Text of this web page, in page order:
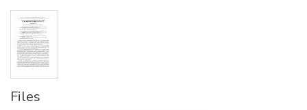
Files